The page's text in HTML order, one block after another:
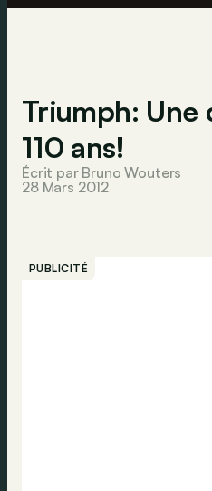
Triumph: Une
110 ans!
Écrit par Bruno Wouters
28 Mars 2012
PUBLICITÉ